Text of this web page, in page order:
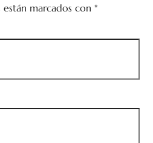
están marcados con*